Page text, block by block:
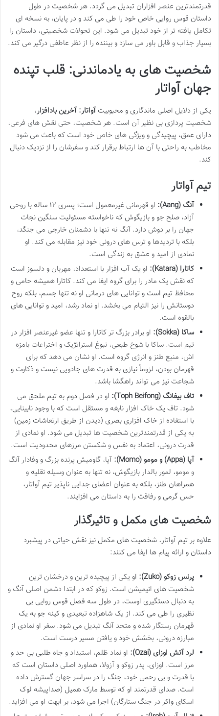
قدرتمندترین عنصر افزاران تبدیل می گردد. هر شخصیت در طول
داستان قوس روایی خاص خود را طی می کند و در پایان، به نسخه ای
تکامل یافته تر از خود تبدیل می شود. این تحولات شخصیتی، داستان را
بسیار جذاب و قابل باور می سازد و بیننده را از نظر عاطفی درگیر می کند.
شخصیت های به یادماندنی: قلب تپنده
جهان آواتار
یکی از دلایل اصلی ماندگاری و محبوبیتآواتار: آخرین بادافزار،
شخصیت پردازی بی نظیر آن است. هر شخصیت، حتی نقش های فرعی،
دارای عمق، پیچیدگی و ویژگی های خاص خود است که باعث می شود
مخاطب به راحتی با آن ها ارتباط برقرار کند و سفرشان را از نزدیک دنبال
کند.
تیم آواتار
آنگ (Aang):
او قهرمانی غیرمعمول است؛ پسری ۱۲ ساله با روحی
آزاد، صلح جو و بازیگوش که ناخواسته مسئولیت سنگین نجات
جهان را بر دوش دارد. آنگ نه تنها با دشمنان خارجی می جنگد،
بلکه با تردیدها و ترس های درونی خود نیز مقابله می کند. او
نمادی از امید و عشق به زندگی است.
کاتارا (Katara):
او یک آب افزار با استعداد، مهربان و دلسوز است
که نقش یک مادر را برای گروه ایفا می کند. کاتارا همیشه حامی و
محافظ تیم است و توانایی های درمانی او نه تنها جسم، بلکه روح
دوستانش را نیز التیام می بخشد. او نماد رشد، امید و توانایی های
بالقوه است.
ساکا (Sokka):
او برادر بزرگ تر کاتارا و تنها عضو غیرعنصر افزار در
تیم است. ساکا با شوخ طبعی، نبوغ استراتژیک و اختراعات بامزه
اش، منبع طنز و انرژی گروه است. او نشان می دهد که برای
قهرمان بودن، لزوماً نیازی به قدرت های جادویی نیست و ذکاوت و
شجاعت نیز می تواند راهگشا باشد.
تاف بیفانگ (Toph Beifong):
او در فصل دوم به تیم ملحق می
شود. تاف یک خاک افزار نابغه و مستقل است که با وجود نابینایی،
با استفاده از خاک افزاری بصری (دیدن از طریق ارتعاشات زمین)
به یکی از قدرتمندترین شخصیت ها تبدیل می شود. او نمادی از
قدرت درونی، اعتماد به نفس و شکستن مرزهای محدودیت است.
آپا (Appa) و مومو (Momo):
آپا، گاومیش پرنده بزرگ و وفادار آنگ
و مومو، لمور بالدار بازیگوش، نه تنها به عنوان وسیله نقلیه و
همراهان طنز، بلکه به عنوان اعضای جدایی ناپذیر تیم آواتار،
حس گرمی و رفاقت را به داستان می افزایند.
شخصیت های مکمل و تاثیرگذار
علاوه بر تیم آواتار، شخصیت های مکمل نیز نقش حیاتی در پیشبرد
داستان و ارائه پیام ها ایفا می کنند:
پرنس زوکو (Zuko):
او یکی از پیچیده ترین و درخشان ترین
شخصیت های انیمیشن است. زوکو که در ابتدا دشمن اصلی آنگ و
به دنبال دستگیری اوست، در طول سه فصل قوس روایی بی
نظیری را طی می کند. از یک شاهزاده تبعیدی و کینه جو به یک
قهرمان رستگار شده و متحد آنگ تبدیل می شود. سفر او نمادی از
مبارزه درونی، بخشش خود و یافتن مسیر درست است.
لرد آتش اوزای (Ozai):
او نماد ظلم، استبداد و جاه طلبی بی حد و
مرز است. اوزای، پدر زوکو و آزولا، هماورد اصلی داستان است که
با قدرت و بی رحمی خود، جنگ را در سراسر جهان گسترش داده
است. صدای قدرتمند او که توسط مارک همیل (صداپیشه لوک
اسکای واکر در جنگ ستارگان) اجرا می شود، بر ابهت او می افزاید.